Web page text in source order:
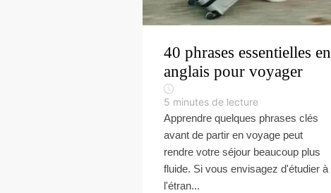
40 phrases essentielles en
anglais pour voyager
5 minutes de lecture
Apprendre quelques phrases clés
avant de partir en voyage peut
rendre votre séjour beaucoup plus
fluide. Si vous envisagez d'étudier à
l'étran...